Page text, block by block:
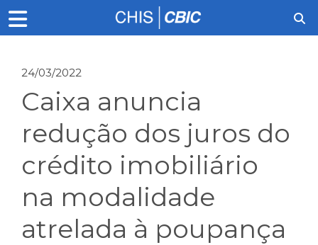
24/03/2022
Caixa anuncia
redução dos juros do
crédito imobiliário
na modalidade
atrelada à poupança